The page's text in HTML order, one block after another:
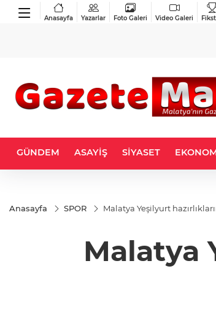
Anasayfa Yazarlar Foto Galeri Video Galeri
GÜNDEM ASAYİŞ SİYASET
Anasayfa SPOR Malatya Yeşilyurt
Malatya